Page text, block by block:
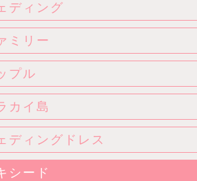
ディング
ミリー
プル
カイ島
ディングドレス
シード